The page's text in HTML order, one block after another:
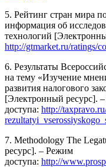
5. Рейтинг стран мира
информация об
технологий
http://gtmarket.ru/ratings/
6. Результаты
на тему «Изучение
развития налогового
[Электронный ресурс].
доступа: http://
7. Methodology The
ресурс]. – Режим
доступа: http://